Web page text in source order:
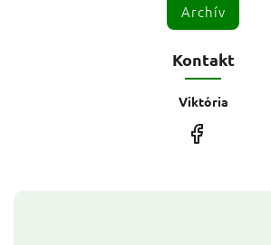
Archív
Kontakt
Viktória